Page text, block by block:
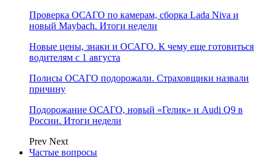
Проверка ОСАГО по камерам, сборка Lada Niva и
новый Maybach. Итоги недели
Новые цены, знаки и ОСАГО. К чему еще готовиться
водителям с 1 августа
Полисы ОСАГО подорожали. Страховщики назвали
причину
Подорожание ОСАГО, новый «Гелик» и Audi Q9 в
России. Итоги недели
Prev Next
Частые вопросы